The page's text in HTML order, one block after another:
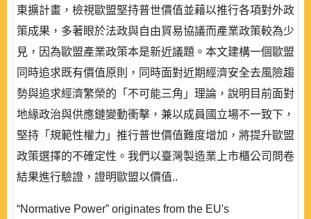
東擴計畫，檢視歐盟堅持普世價值並藉以推行各項對外政
策成果，多著眼於法政與自由貿易協議而產業政策較為少
見，因為歐盟產業政策本是新近議題。本文建構一個歐盟
同時追求既有價值原則，同時面對近期經濟安全去風險趨
勢與追求經濟繁榮的「不可能三角」理論，說明目前面對
地緣政治與供應鏈變動衝擊，兼以成員國立場不一致下，
堅持「規範性權力」推行普世價值難度增加，將提升歐盟
政策選擇的不確定性。我們以臺灣製造業上市櫃公司問卷
結果進行驗證，證明歐盟以價值..
“Normative Power” originates from the EU's